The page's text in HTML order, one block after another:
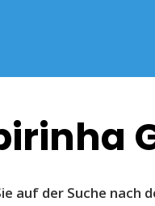
auf der Suche nach